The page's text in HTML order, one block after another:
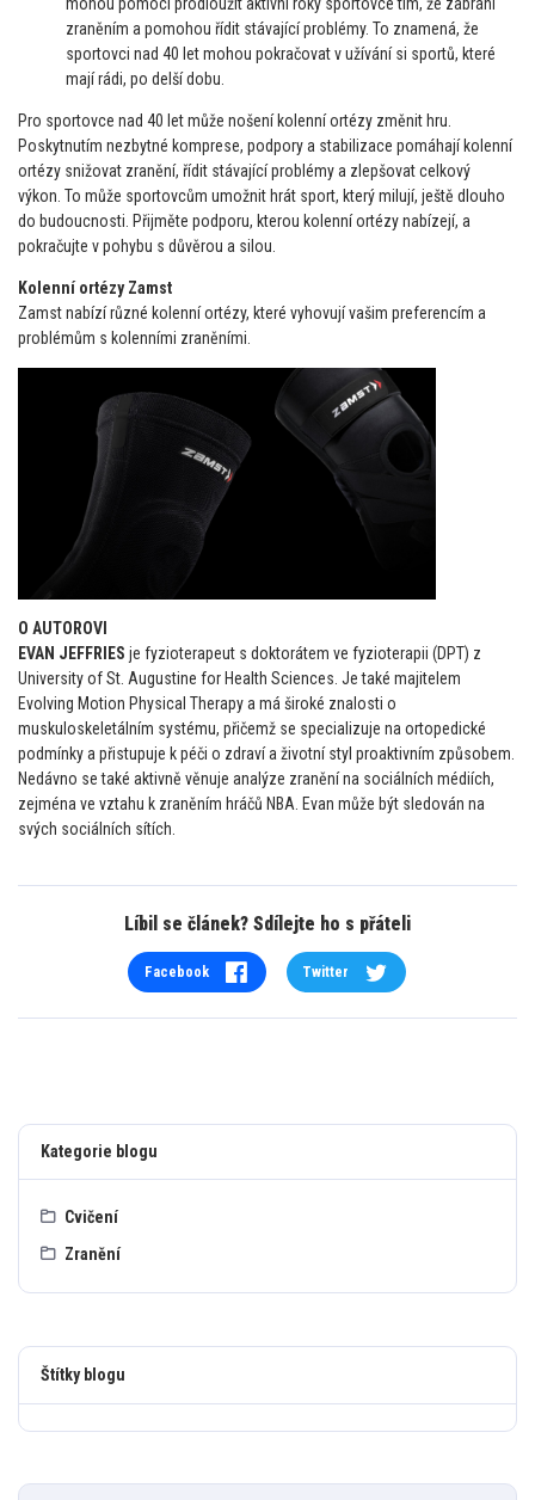
Kategorie blogu
Cvičení
Zranění
Štítky blogu
zraněním a pomohou řídit stávající problémy. To znamená, že
sportovci nad 40 let mohou pokračovat v užívání si sportů, které
mají rádi, po delší dobu.
Pro sportovce nad 40 let může nošení kolenní ortézy změnit hru.
Poskytnutím nezbytné komprese, podpory a stabilizace pomáhají kolenní
ortézy snižovat zranění, řídit stávající problémy a zlepšovat celkový
výkon. To může sportovcům umožnit hrát sport, který milují, ještě dlouho
do budoucnosti. Přijměte podporu, kterou kolenní ortézy nabízejí, a
pokračujte v pohybu s důvěrou a silou.
Kolenní ortézy Zamst
Zamst nabízí různé kolenní ortézy, které vyhovují vašim preferencím a
problémům s kolenními zraněními.
O AUTOROVI
EVAN JEFFRIES je fyzioterapeut s doktorátem ve fyzioterapii (DPT) z
University of St. Augustine for Health Sciences. Je také majitelem
Evolving Motion Physical Therapy a má široké znalosti o
muskuloskeletálním systému, přičemž se specializuje na ortopedické
podmínky a přistupuje k péči o zdraví a životní styl proaktivním způsobem.
Nedávno se také aktivně věnuje analýze zranění na sociálních médiích,
zejména ve vztahu k zraněním hráčů NBA. Evan může být sledován na
svých sociálních sítích.
Líbil se článek? Sdílejte ho s přáteli
Facebook Twitter